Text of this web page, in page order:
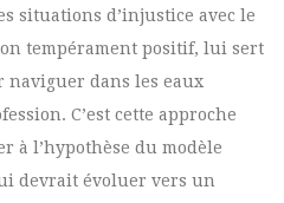
situations d’injustice avec le
tempérament positif, lui sert
naviguer dans les eaux
C’est cette approche
à l’hypothèse du modèle
devrait évoluer vers un